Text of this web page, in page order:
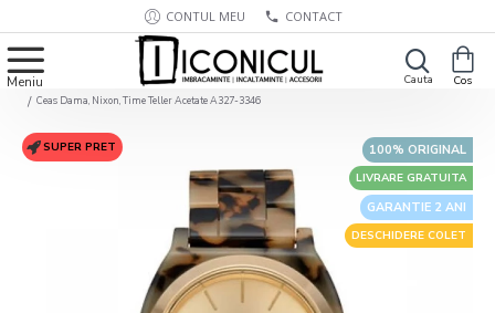
CONTUL MEU CONTACT
Ceas Dama, Nixon, Time Teller Acetate A327-3346
GARANTIE 2 ANI
100% ORIGINAL
LIVRARE GRATUITA
DESCHIDERE COLET
SUPER PRET